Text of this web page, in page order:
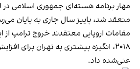
مهار برنامه هسته‌ای جمهوری اسلامی در
منعقد شد، پاییز سال جاری به پایان
مقامات اروپایی معتقدند خروج ترامپ از
۲۰۱۸، انگیزه بیشتری به تهران برای
غنی‌شده داد.